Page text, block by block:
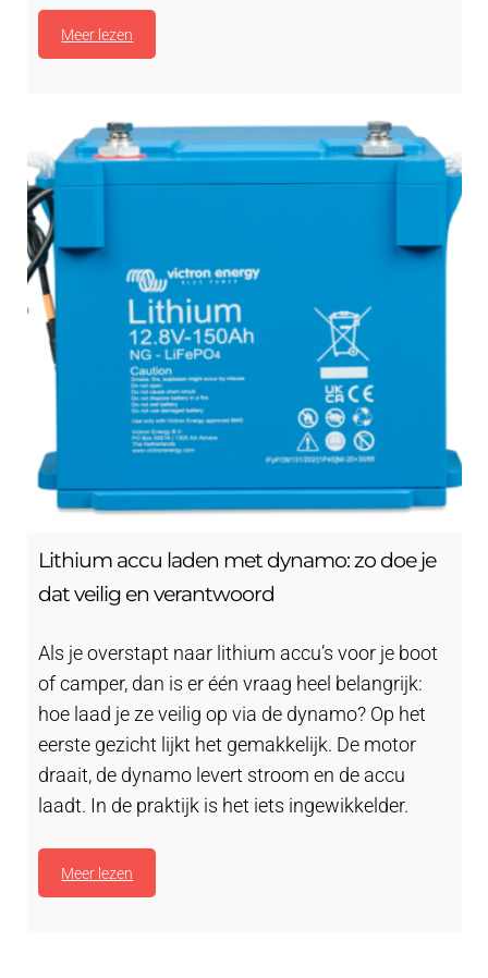
Meer lezen
Lithium accu laden met dynamo: zo doe je
dat veilig en verantwoord
Als je overstapt naar lithium accu’s voor je boot
of camper, dan is er één vraag heel belangrijk:
hoe laad je ze veilig op via de dynamo? Op het
eerste gezicht lijkt het gemakkelijk. De motor
draait, de dynamo levert stroom en de accu
laadt. In de praktijk is het iets ingewikkelder.
Meer lezen